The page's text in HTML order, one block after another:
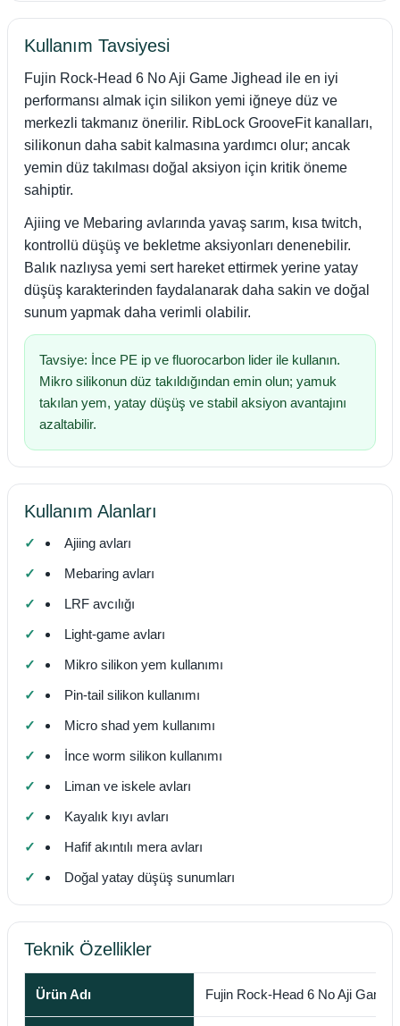
Kullanım Tavsiyesi
Fujin Rock-Head 6 No Aji Game Jighead ile en iyi
performansı almak için silikon yemi iğneye düz ve
merkezli takmanız önerilir. RibLock GrooveFit kanalları,
silikonun daha sabit kalmasına yardımcı olur; ancak
yemin düz takılması doğal aksiyon için kritik öneme
sahiptir.
Ajiing ve Mebaring avlarında yavaş sarım, kısa twitch,
kontrollü düşüş ve bekletme aksiyonları denenebilir.
Balık nazlıysa yemi sert hareket ettirmek yerine yatay
düşüş karakterinden faydalanarak daha sakin ve doğal
sunum yapmak daha verimli olabilir.
Tavsiye: İnce PE ip ve fluorocarbon lider ile kullanın.
Mikro silikonun düz takıldığından emin olun; yamuk
takılan yem, yatay düşüş ve stabil aksiyon avantajını
azaltabilir.
Kullanım Alanları
Ajiing avları
Mebaring avları
LRF avcılığı
Light-game avları
Mikro silikon yem kullanımı
Pin-tail silikon kullanımı
Micro shad yem kullanımı
İnce worm silikon kullanımı
Liman ve iskele avları
Kayalık kıyı avları
Hafif akıntılı mera avları
Doğal yatay düşüş sunumları
Teknik Özellikler
Ürün Adı Fujin Rock-Head 6 No Aji Game